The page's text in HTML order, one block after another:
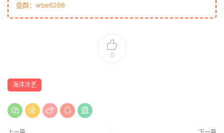
盘群：wbe6266
0
海洋冷艺